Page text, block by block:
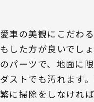
愛車の美観にこだわ
もした方が良いでし
のパーツで、地面に
ダストでも汚れます
繁に掃除をしなけれ